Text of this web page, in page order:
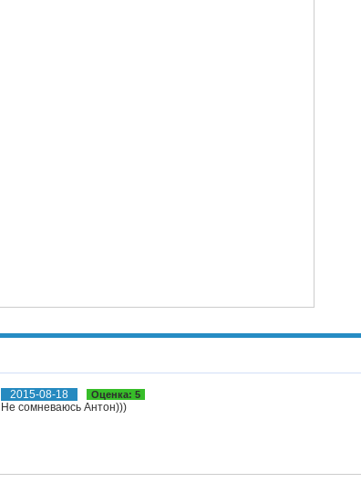
2015-08-18 Оценка: 5
Не сомневаюсь Антон)))